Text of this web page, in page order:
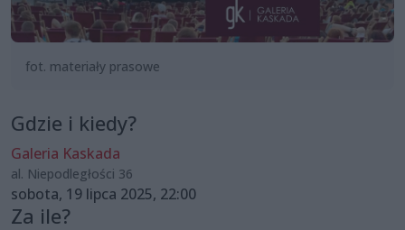
fot. materiały prasowe
Gdzie i kiedy?
Galeria Kaskada
al. Niepodległości 36
sobota, 19 lipca 2025, 22:00
Za ile?